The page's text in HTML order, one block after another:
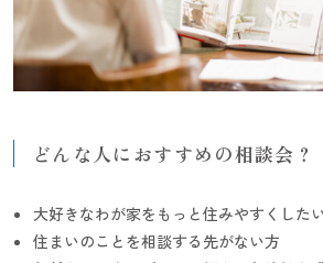
どんな人におすすめの相談会？
大好きなわが家をもっと住みやすくした
住まいのことを相談する先がない方